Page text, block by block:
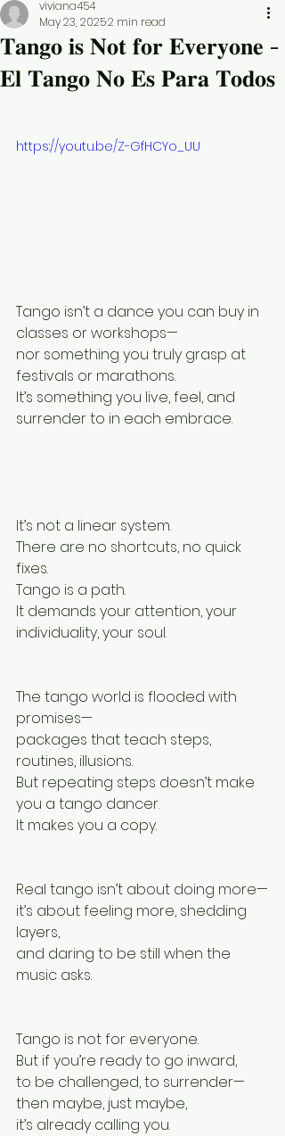
𝐓𝐚𝐧𝐠𝐨 𝐢𝐬 𝐍𝐨𝐭 𝐟𝐨𝐫 𝐄𝐯𝐞𝐫𝐲𝐨𝐧𝐞 -
𝐄𝐥 𝐓𝐚𝐧𝐠𝐨 𝐍𝐨 𝐄𝐬 𝐏𝐚𝐫𝐚 𝐓𝐨𝐝𝐨𝐬
viviana454
May 23, 20252 min read
https://youtu.be/Z-GfHCYo_UU
Tango isn’t a dance you can buy in
classes or workshops—
nor something you truly grasp at
festivals or marathons.
It’s something you live, feel, and
surrender to in each embrace.
It’s not a linear system.
There are no shortcuts, no quick
fixes.
Tango is a path.
It demands your attention, your
individuality, your soul.
The tango world is flooded with
promises—
packages that teach steps,
routines, illusions.
But repeating steps doesn’t make
you a tango dancer.
It makes you a copy.
Real tango isn’t about doing more—
it’s about feeling more, shedding
layers,
and daring to be still when the
music asks.
Tango is not for everyone.
But if you’re ready to go inward,
to be challenged, to surrender—
then maybe, just maybe,
it’s already calling you.